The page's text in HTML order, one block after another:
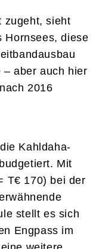
zugeht, sieht
Hornsees, diese
aber auch hier
2016
Kahldaha-
Mit
T€ 170) bei der
stellt es sich
Engpass im